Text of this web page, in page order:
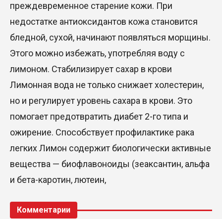
преждевременное старение кожи. При
недостатке антиоксидантов кожа становится
бледной, сухой, начинают появляться морщины.
Этого можно избежать, употребляя воду с
лимоном. Стабилизирует сахар в крови
Лимонная вода не только снижает холестерин,
но и регулирует уровень сахара в крови. Это
помогает предотвратить диабет 2-го типа и
ожирение. Способствует профилактике рака
легких Лимон содержит биологически активные
вещества — биофлавоноиды (зеаксантин, альфа
и бета-каротин, лютеин,
Комментарии